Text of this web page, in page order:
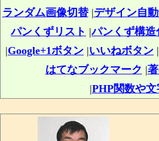
ランダム画像切替|デザイン自
パンくずリスト |パンくず構造
|Google+1ボタン |いいねボタン |
はてなブックマーク |
|PHP関数や文